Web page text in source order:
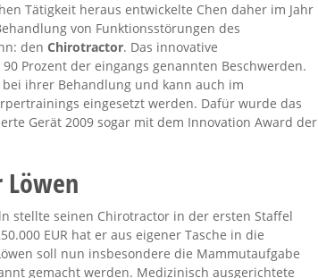
Tätigkeit heraus entwickelte Chen daher im Jahr
von Funktionsstörungen des
den Chirotractor. Das innovative
Prozent der eingangs genannten Beschwerden.
ihrer Behandlung und kann auch im
eingesetzt werden. Dafür wurde das
Gerät 2009 sogar mit dem Innovation Award der
stellte seinen Chirotractor in der ersten Staffel
EUR hat er aus eigener Tasche in die
soll nun insbesondere die Mammutaufgabe
gemacht werden. Medizinisch ausgerichtete